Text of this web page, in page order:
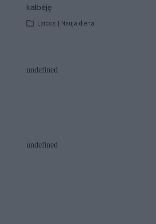
kalbėję
Laidos | Nauja diena